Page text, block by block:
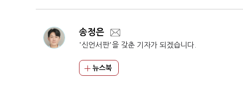
송정은
'신언서판'을 갖춘 기자가 되겠습니다.
뉴스북